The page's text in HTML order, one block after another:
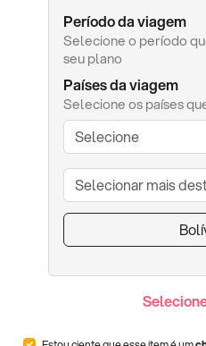
Período da viagem
Selecione o período
seu plano
Países da viagem
Selecione os países